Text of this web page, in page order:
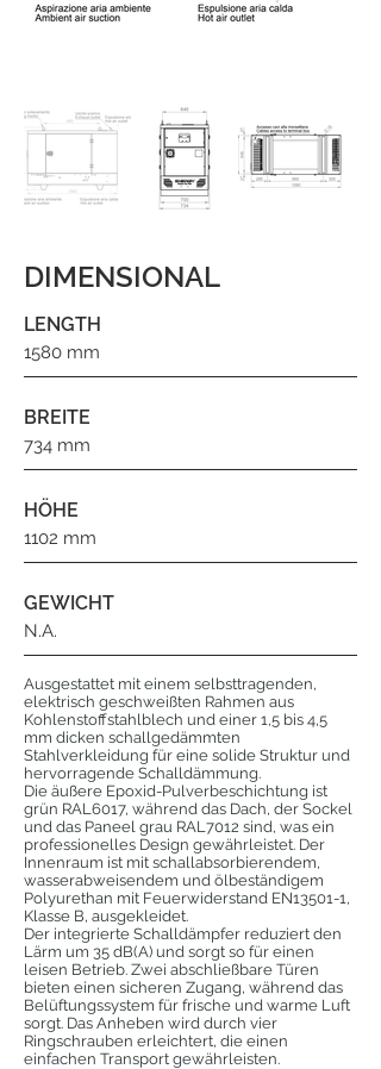
DIMENSIONAL
LENGTH
1580 mm
BREITE
734 mm
HÖHE
1102 mm
GEWICHT
N.A.
Ausgestattet mit einem selbsttragenden,
elektrisch geschweißten Rahmen aus
Kohlenstoffstahlblech und einer 1,5 bis 4,5
mm dicken schallgedämmten
Stahlverkleidung für eine solide Struktur und
hervorragende Schalldämmung.
Die äußere Epoxid-Pulverbeschichtung ist
grün RAL6017, während das Dach, der Sockel
und das Paneel grau RAL7012 sind, was ein
professionelles Design gewährleistet. Der
Innenraum ist mit schallabsorbierendem,
wasserabweisendem und ölbeständigem
Polyurethan mit Feuerwiderstand EN13501-1,
Klasse B, ausgekleidet.
Der integrierte Schalldämpfer reduziert den
Lärm um 35 dB(A) und sorgt so für einen
leisen Betrieb. Zwei abschließbare Türen
bieten einen sicheren Zugang, während das
Belüftungssystem für frische und warme Luft
sorgt. Das Anheben wird durch vier
Ringschrauben erleichtert, die einen
einfachen Transport gewährleisten.